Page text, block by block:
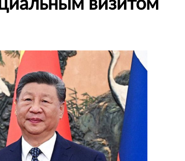
визитом